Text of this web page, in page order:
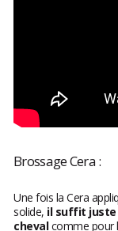
Brossage Cera :
Une fois la Cera
solide, il suffit juste
chevalcomme pour